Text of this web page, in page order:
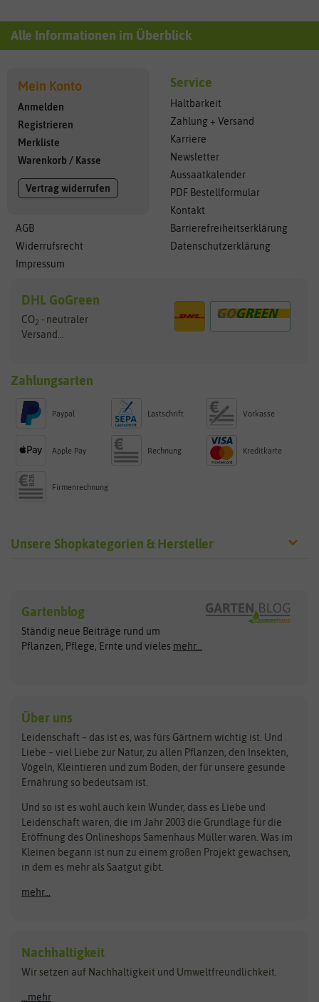
Alle Informationen im Überblick
Mein Konto
Anmelden
Registrieren
Merkliste
Warenkorb / Kasse
Vertrag widerrufen
AGB
Widerrufsrecht
Impressum
Service
Haltbarkeit
Zahlung + Versand
Karriere
Newsletter
Aussaatkalender
PDF Bestellformular
Kontakt
Barrierefreiheitserklärung
Datenschutzerklärung
DHL GoGreen
CO2 - neutraler
Versand...
Zahlungsarten
Paypal Lastschrift Vorkasse
Apple Pay Rechnung Kreditkarte
Firmenrechnung
Unsere Shopkategorien & Hersteller
Exotische Samen
Gemüsesamen
Gründünger
Kräutersamen
Obstsamen
Pilzbrut
Rasensamen
Steckzwiebeln
Zimmer & Kübelpflanzen
Kataloge
Schnäppchen
Anzucht & Gartenzubehör
Anzuchtschalen
Heizmatte & Heizkabel
Kokos-Quelltabletten
Zimmergewächshaus
Arche Noah
ASB Greenworld
Benary
Bingenheimer Saatgut
Bionana
BIOWOL
Blumicorn
Bûten Birds
Carl Pabst
Clever Pots
COMPO
Dürr-Samen
Feldsaaten Freudenberger
Fertil
Flora Elite
Florissa
Flortis
Hortitops
Gartenblog
Ständig neue Beiträge rund um
Pflanzen, Pflege, Ernte und vieles mehr...
Über uns
Leidenschaft – das ist es, was fürs Gärtnern wichtig ist. Und
Liebe – viel Liebe zur Natur, zu allen Pflanzen, den Insekten,
Vögeln, Kleintieren und zum Boden, der für unsere gesunde
Ernährung so bedeutsam ist.
Und so ist es wohl auch kein Wunder, dass es Liebe und
Leidenschaft waren, die im Jahr 2003 die Grundlage für die
Eröffnung des Onlineshops Samenhaus Müller waren. Was im
Kleinen begann ist nun zu einem großen Projekt gewachsen,
in dem es mehr als Saatgut gibt.
mehr...
Nachhaltigkeit
Wir setzen auf Nachhaltigkeit und Umweltfreundlichkeit.
...mehr